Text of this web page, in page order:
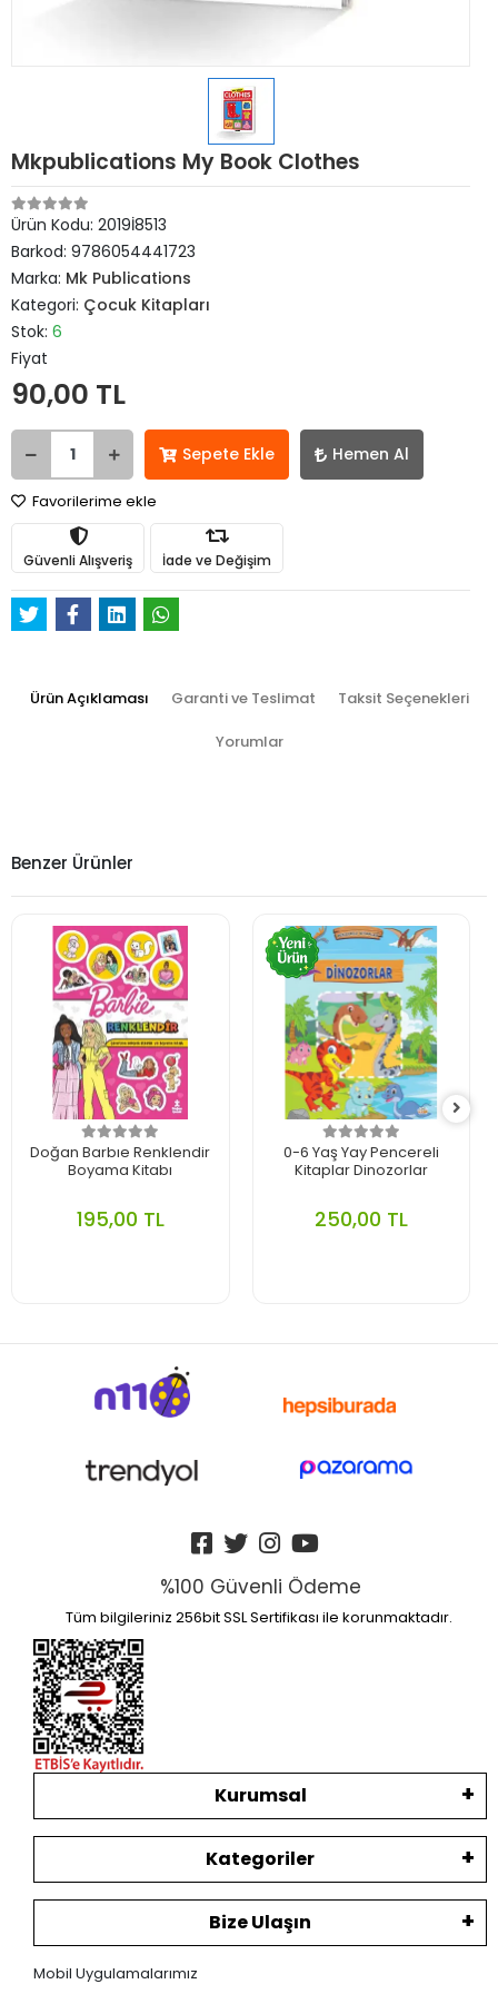
Mkpublications My Book Clothes
Ürün Kodu: 2019İ8513
Barkod: 9786054441723
Marka: Mk Publications
Kategori: Çocuk Kitapları
Stok: 6
Fiyat
90,00 TL
Sepete Ekle Hemen Al
Favorilerime ekle
Güvenli Alışveriş İade ve Değişim
Ürün Açıklaması Garanti ve Teslimat Taksit Seçenekleri
Yorumlar
Benzer Ürünler
Doğan Barbıe Renklendir
Boyama Kitabı
195,00 TL
0-6 Yaş Yay Pencereli
Kitaplar Dinozorlar
250,00 TL
%100 Güvenli Ödeme
Tüm bilgileriniz 256bit SSL Sertifikası ile korunmaktadır.
Kurumsal
Kategoriler
Bize Ulaşın
Mobil Uygulamalarımız